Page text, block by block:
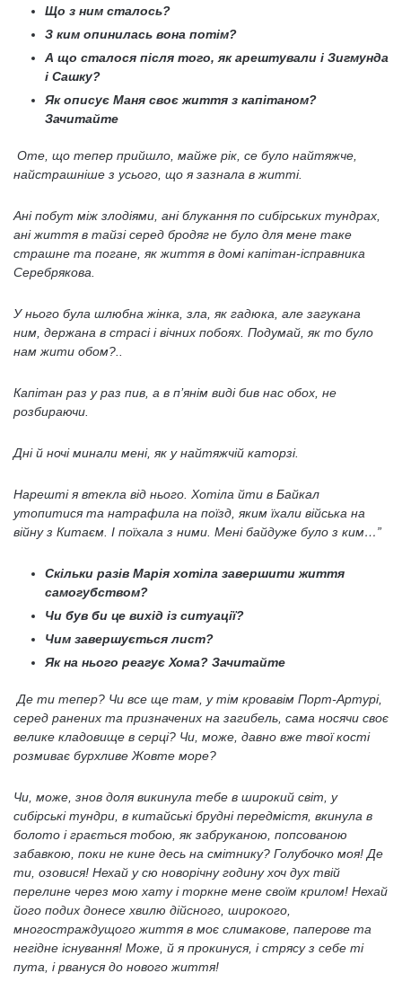
Що з ним сталось?
З ким опинилась вона потім?
А що сталося після того, як арештували і Зигмунда
і Сашку?
Як описує Маня своє життя з капітаном?
Зачитайте
Оте, що тепер прийшло, майже рік, се було найтяжче,
найстрашніше з усього, що я зазнала в житті.
Ані побут між злодіями, ані блукання по сибірських тундрах,
ані життя в тайзі серед бродяг не було для мене таке
страшне та погане, як життя в домі капітан-ісправника
Серебрякова.
У нього була шлюбна жінка, зла, як гадюка, але загукана
ним, держана в страсі і вічних побоях. Подумай, як то було
нам жити обом?..
Капітан раз у раз пив, а в п’янім виді бив нас обох, не
розбираючи.
Дні й ночі минали мені, як у найтяжчій каторзі.
Нарешті я втекла від нього. Хотіла йти в Байкал
утопитися та натрафила на поїзд, яким їхали війська на
війну з Китаєм. І поїхала з ними. Мені байдуже було з ким…”
Скільки разів Марія хотіла завершити життя
самогубством?
Чи був би це вихід із ситуації?
Чим завершується лист?
Як на нього реагує Хома? Зачитайте
Де ти тепер? Чи все ще там, у тім кровавім Порт-Артурі,
серед ранених та призначених на загибель, сама носячи своє
велике кладовище в серці? Чи, може, давно вже твої кості
розмиває бурхливе Жовте море?
Чи, може, знов доля викинула тебе в широкий світ, у
сибірські тундри, в китайські брудні передмістя, вкинула в
болото і грається тобою, як забруканою, попсованою
забавкою, поки не кине десь на смітнику? Голубочко моя! Де
ти, озовися! Нехай у сю новорічну годину хоч дух твій
перелине через мою хату і торкне мене своїм крилом! Нехай
його подих донесе хвилю дійсного, широкого,
многостраждущого життя в моє слимакове, паперове та
негідне існування! Може, й я прокинуся, і стрясу з себе ті
пута, і рвануся до нового життя!